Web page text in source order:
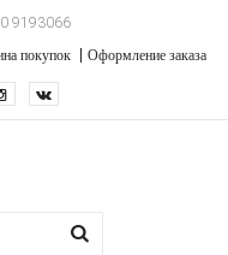
9193066
покупок Оформление заказа